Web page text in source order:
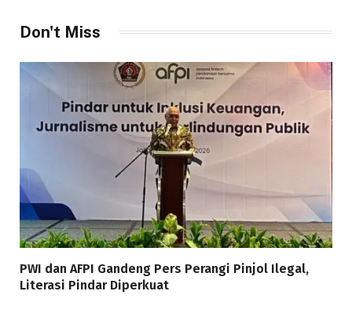
Don't Miss
PWI dan AFPI Gandeng Pers Perangi Pinjol Ilegal,
Literasi Pindar Diperkuat